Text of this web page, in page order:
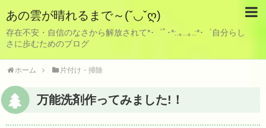
あの雲が晴れるまで～(ˇ◡ˇღ)
存在不安・自信のなさから解放されて*･゜ﾟ･*:.｡..｡.:*･゜自分らし
さに歩むためのブログ
ホーム 片付け・掃除
万能洗剤作ってみました!！